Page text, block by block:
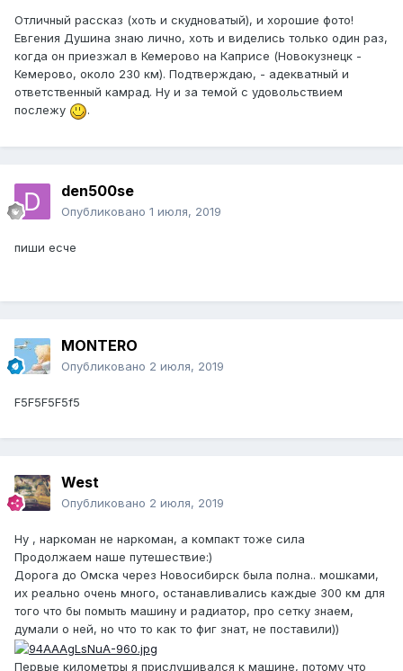
Отличный рассказ (хоть и скудноватый), и хорошие фото!
Евгения Душина знаю лично, хоть и виделись только один раз,
когда он приезжал в Кемерово на Каприсе (Новокузнецк -
Кемерово, около 230 км). Подтверждаю, - адекватный и
ответственный камрад. Ну и за темой с удовольствием
послежу
.
den500se
Опубликовано 1 июля, 2019
пиши есче
MONTERO
Опубликовано 2 июля, 2019
F5F5F5F5f5
West
Опубликовано 2 июля, 2019
Ну , наркоман не наркоман, а компакт тоже сила
Продолжаем наше путешествие:)
Дорога до Омска через Новосибирск была полна.. мошками,
их реально очень много, останавливались каждые 300 км для
того что бы помыть машину и радиатор, про сетку знаем,
думали о ней, но что то как то фиг знат, не поставили))
Первые километры я прислушивался к машине, потому что